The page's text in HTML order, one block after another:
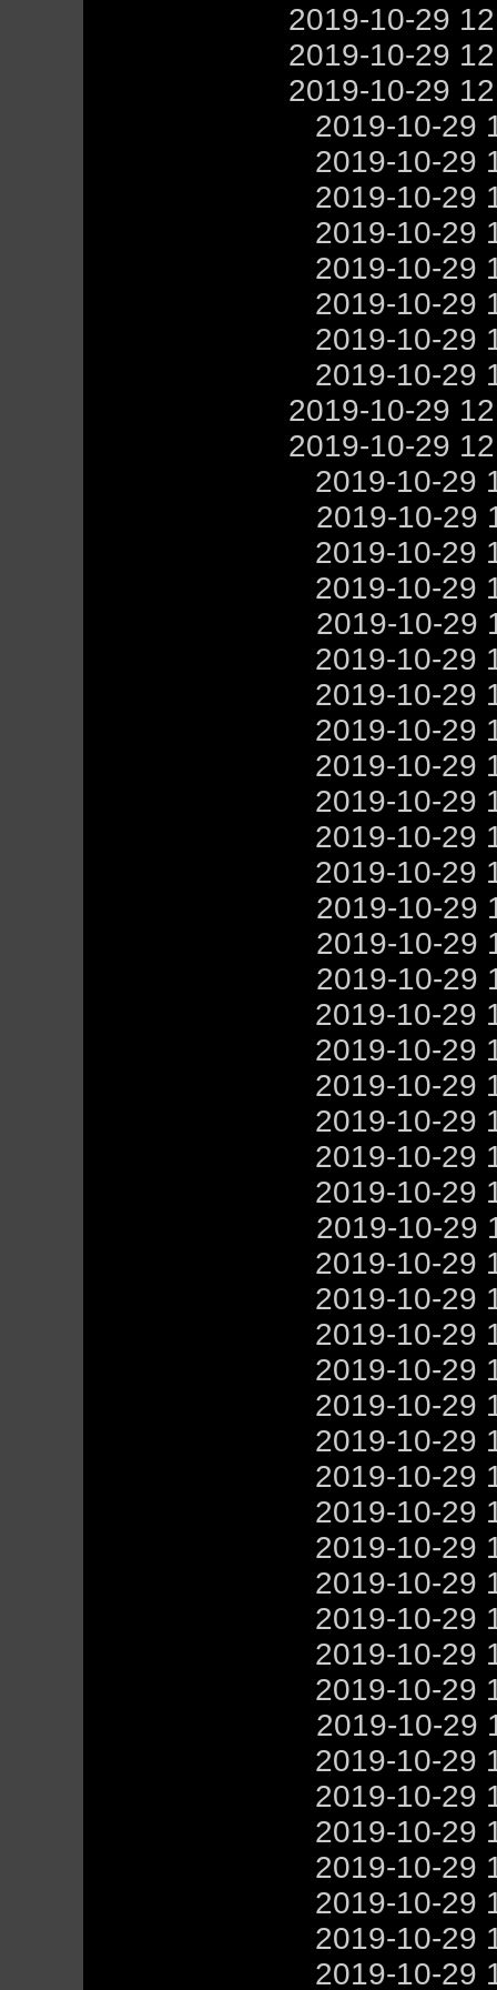
2019-10-29
2019-10-29
2019-10-29
2019-10-29
2019-10-29
2019-10-29
2019-10-29
2019-10-29
2019-10-29
2019-10-29
2019-10-29
2019-10-29
2019-10-29
2019-10-29
2019-10-29
2019-10-29
2019-10-29
2019-10-29
2019-10-29
2019-10-29
2019-10-29
2019-10-29
2019-10-29
2019-10-29
2019-10-29
2019-10-29
2019-10-29
2019-10-29
2019-10-29
2019-10-29
2019-10-29
2019-10-29
2019-10-29
2019-10-29
2019-10-29
2019-10-29
2019-10-29
2019-10-29
2019-10-29
2019-10-29
2019-10-29
2019-10-29
2019-10-29
2019-10-29
2019-10-29
2019-10-29
2019-10-29
2019-10-29
2019-10-29
2019-10-29
2019-10-29
2019-10-29
2019-10-29
2019-10-29
2019-10-29
2019-10-29